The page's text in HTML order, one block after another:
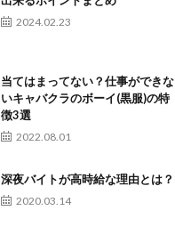
2024.02.23
当てはまってない？仕事ができな
いキャバクラのボーイ(黒服)の特
徴3選
2022.08.01
深夜バイトが高時給な理由とは？
2020.03.14